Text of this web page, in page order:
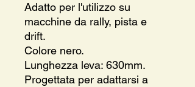
Adatto per l'utilizzo su
macchine da rally, pista e
drift.
Colore nero.
Lunghezza leva: 630mm.
Progettata per adattarsi a